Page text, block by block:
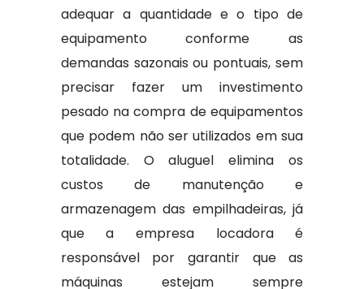
adequar a quantidade e o tipo de
equipamento conforme as
demandas sazonais ou pontuais, sem
precisar fazer um investimento
pesado na compra de equipamentos
que podem não ser utilizados em sua
totalidade. O aluguel elimina os
custos de manutenção e
armazenagem das empilhadeiras, já
que a empresa locadora é
responsável por garantir que as
máquinas estejam sempre